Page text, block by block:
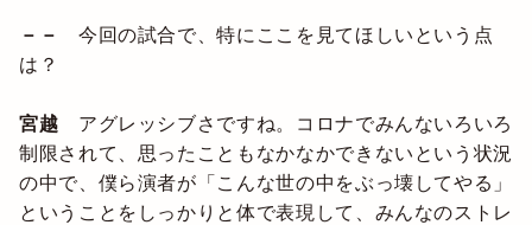
－－ 今回の試合で、特にここを見てほしいという点
は？
宮越 アグレッシブさですね。コロナでみんないろいろ
制限されて、思ったこともなかなかできないという状況
の中で、僕ら演者が「こんな世の中をぶっ壊してやる」
ということをしっかりと体で表現して、みんなのストレ